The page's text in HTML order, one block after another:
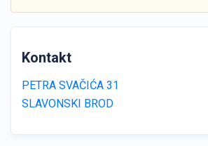
Kontakt
PETRA SVAČIĆA 31
SLAVONSKI BROD